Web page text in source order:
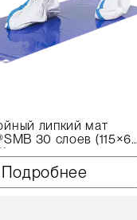
липкий мат
30 слоев (115×60
Подробнее